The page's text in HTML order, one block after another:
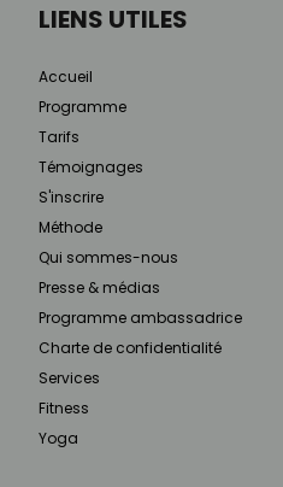
LIENS UTILES
Accueil
Programme
Tarifs
Témoignages
S'inscrire
Méthode
Qui sommes-nous
Presse & médias
Programme ambassadrice
Charte de confidentialité
Services
Fitness
Yoga